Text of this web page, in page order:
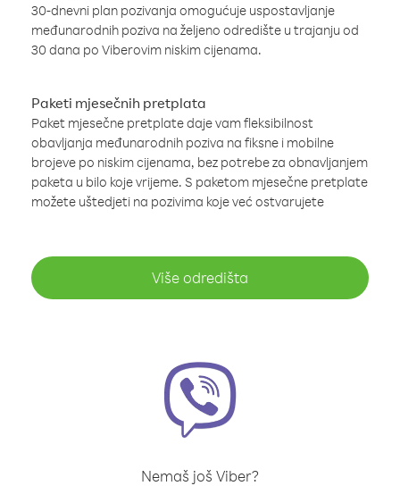
30-dnevni plan pozivanja omogućuje uspostavljanje
međunarodnih poziva na željeno odredište u trajanju od
30 dana po Viberovim niskim cijenama.
Paketi mjesečnih pretplata
Paket mjesečne pretplate daje vam fleksibilnost
obavljanja međunarodnih poziva na fiksne i mobilne
brojeve po niskim cijenama, bez potrebe za obnavljanjem
paketa u bilo koje vrijeme. S paketom mjesečne pretplate
možete uštedjeti na pozivima koje već ostvarujete
Više odredišta
Nemaš još Viber?